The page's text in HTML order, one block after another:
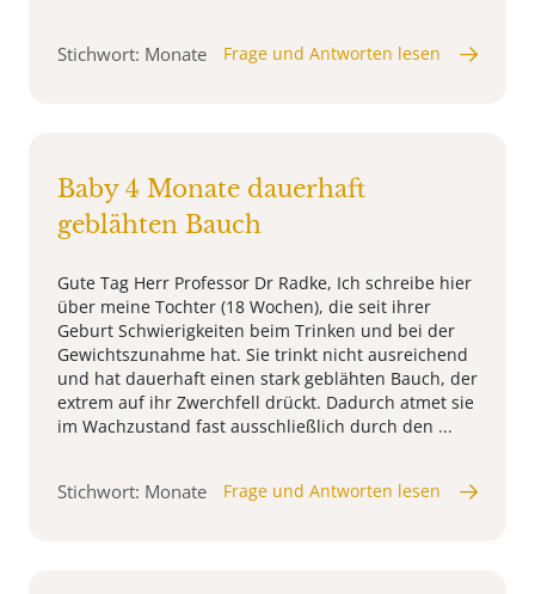
Stichwort: Monate Frage und Antworten lesen
Baby 4 Monate dauerhaft
geblähten Bauch
Gute Tag Herr Professor Dr Radke, Ich schreibe hier
über meine Tochter (18 Wochen), die seit ihrer
Geburt Schwierigkeiten beim Trinken und bei der
Gewichtszunahme hat. Sie trinkt nicht ausreichend
und hat dauerhaft einen stark geblähten Bauch, der
extrem auf ihr Zwerchfell drückt. Dadurch atmet sie
im Wachzustand fast ausschließlich durch den ...
Stichwort: Monate Frage und Antworten lesen